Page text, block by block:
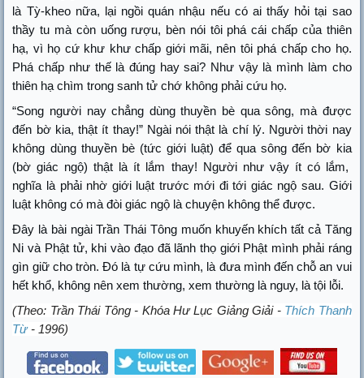
là Tỳ-kheo nữa, lại ngồi quán nhậu nếu có ai thấy hỏi tại sao
thầy tu mà còn uống rượu, bèn nói tôi phá cái chấp của thiên
hạ, vì họ cứ khư khư chấp giới mãi, nên tôi phá chấp cho họ.
Phá chấp như thế là đúng hay sai? Như vậy là mình làm cho
thiên hạ chìm trong sanh tử chớ không phải cứu họ.
“Song người nay chẳng dùng thuyền bè qua sông, mà được
đến bờ kia, thật ít thay!” Ngài nói thật là chí lý. Người thời nay
không dùng thuyền bè (tức giới luật) để qua sông đến bờ kia
(bờ giác ngộ) thật là ít lắm thay! Người như vậy ít có lắm,
nghĩa là phải nhờ giới luật trước mới đi tới giác ngộ sau. Giới
luật không có mà đòi giác ngộ là chuyện không thể được.
Đây là bài ngài Trần Thái Tông muốn khuyến khích tất cả Tăng
Ni và Phật tử, khi vào đạo đã lãnh thọ giới Phật mình phải ráng
gìn giữ cho tròn. Đó là tự cứu mình, là đưa mình đến chỗ an vui
hết khổ, không nên xem thường, xem thường là nguy, là tội lỗi.
(Theo: Trần Thái Tông - Khóa Hư Lục Giảng Giải - Thích Thanh
Từ- 1996)